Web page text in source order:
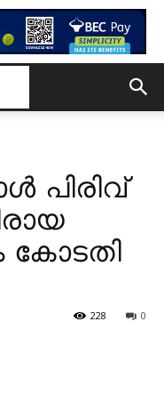
പിരിവ്
കോടതി
0
228